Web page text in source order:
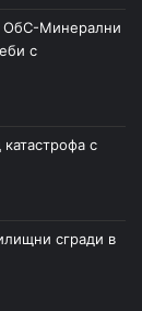
ОбС-Минерални
с
с
сгради в